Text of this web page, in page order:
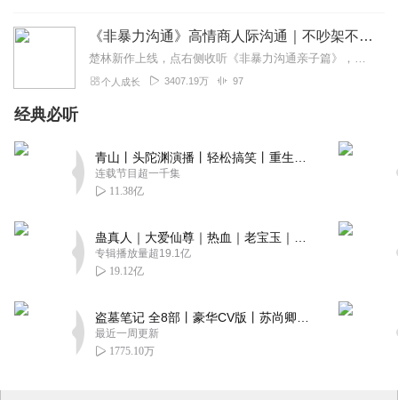
《非暴力沟通》高情商人际沟通｜不吵架不生气的秘密 口才类榜首
楚林新作上线，点右侧收听《非暴力沟通亲子篇》，不吼不叫让孩子乖乖听话！京东沟通榜销量第一；香港大学必读50本书；《有话好好说》主持人叶文推荐；帮助每一个人揭开不...
个人成长 3407.19万 97
经典必听
连载节目超一千集
11.38亿
专辑播放量超19.1亿
19.12亿
最近一周更新
1775.10万